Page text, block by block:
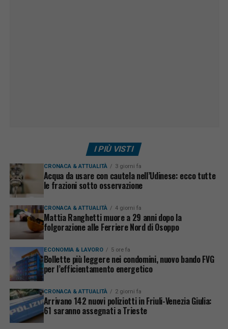
I PIÙ VISTI
CRONACA & ATTUALITÀ 3 giorni fa
Acqua da usare con cautela nell’Udinese: ecco tutte
le frazioni sotto osservazione
CRONACA & ATTUALITÀ 4 giorni fa
Mattia Ranghetti muore a 29 anni dopo la
folgorazione alle Ferriere Nord di Osoppo
ECONOMIA & LAVORO 5 ore fa
Bollette più leggere nei condomini, nuovo bando FVG
per l’efficientamento energetico
CRONACA & ATTUALITÀ 2 giorni fa
Arrivano 142 nuovi poliziotti in Friuli-Venezia Giulia:
61 saranno assegnati a Trieste